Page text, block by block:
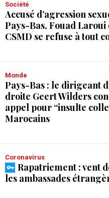
Société
Accusé d’agression
Pays-Bas, Fouad
CSMD se refuse à tout
Monde
Pays-Bas : le dirigeant
droite Geert Wilders
appel pour “insulte
Marocains
Coronavirus
Rapatriement : vent
les ambassades